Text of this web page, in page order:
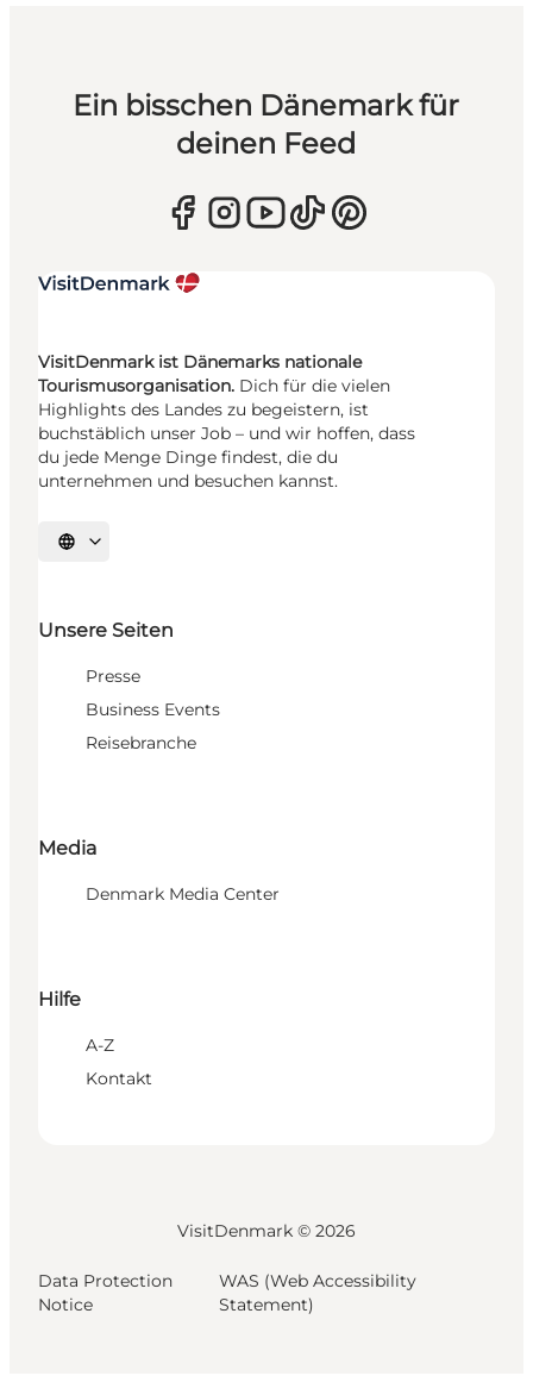
Ein bisschen Dänemark für
deinen Feed
VisitDenmark ist Dänemarks nationale
Tourismusorganisation. Dich für die vielen
Highlights des Landes zu begeistern, ist
buchstäblich unser Job – und wir hoffen, dass
du jede Menge Dinge findest, die du
unternehmen und besuchen kannst.
Sprache auswählen
Unsere Seiten
Presse
Business Events
Reisebranche
Media
Denmark Media Center
Hilfe
A-Z
Kontakt
VisitDenmark © 2026
Data Protection
Notice
WAS (Web Accessibility
Statement)